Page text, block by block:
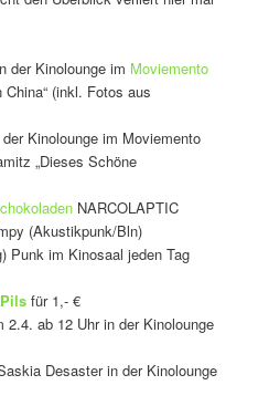
der Kinolounge im Moviemento
China“ (inkl. Fotos aus
Kinolounge im Moviemento
„Dieses Schöne
NARCOLAPTIC
(Akustikpunk/Bln)
Punk im Kinosaal jeden Tag
für 1,- €
2.4. ab 12 Uhr in der Kinolounge
Desaster in der Kinolounge